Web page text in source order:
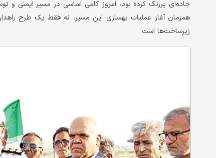
جاده‌ای پررنگ کرده بود، امروز گامی اساسی در مسیر ایمنی و
همزمان آغاز عملیات بهسازی این مسیر، نه فقط یک طرح
زیرساخت‌ها است.